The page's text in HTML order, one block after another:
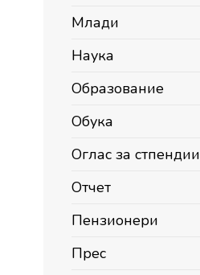
Млади
Наука
Образование
Обука
Оглас за стпендии
Отчет
Пензионери
Прес